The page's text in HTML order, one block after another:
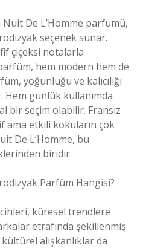
Nuit De L’Homme parfümü,
seçenek sunar.
çiçeksi notalarla
hem modern hem de
yoğunluğu ve kalıcılığı
Hem günlük kullanımda
bir seçim olabilir. Fransız
etkili kokuların çok
De L’Homme, bu
biridir.
Parfüm Hangisi?
küresel trendlere
etrafında şekillenmiş
alışkanlıklar da